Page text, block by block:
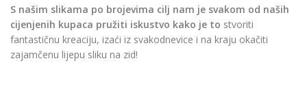
S našim slikama po brojevima cilj nam je svakom od naših
cijenjenih kupaca pružiti iskustvo kako je to stvoriti
fantastičnu kreaciju, izaći iz svakodnevice i na kraju okačiti
zajamčenu lijepu sliku na zid!